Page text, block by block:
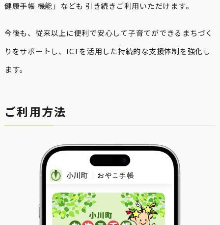
健康手帳 機能」なども 引き続きご利用いただけます。
今後も、従来以上に便利で安心して子育てができるまちづく
りをサポートし、ICTを活用した持続的な支援体制を強化し
ます。
ご利用方法